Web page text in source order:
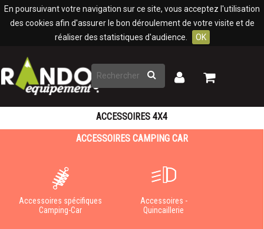
En poursuivant votre navigation sur ce site, vous acceptez l'utilisation
des cookies afin d'assurer le bon déroulement de votre visite et de
réaliser des statistiques d'audience.
OK
Rechercher
Mon
Mon
ACCESSOIRES 4X4
ACCESSOIRES CAMPING CAR
Accessoires spécifiques
Camping-Car
Accessoires -
Quincaillerie
Panneau de gestion des cookies